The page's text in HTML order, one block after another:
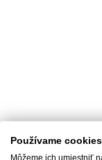
Používame cookies
Môžeme ich umiestniť